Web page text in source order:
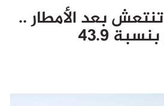
أنشطة ملكية
أنشطة برلمانية
بعد الأمطار ..